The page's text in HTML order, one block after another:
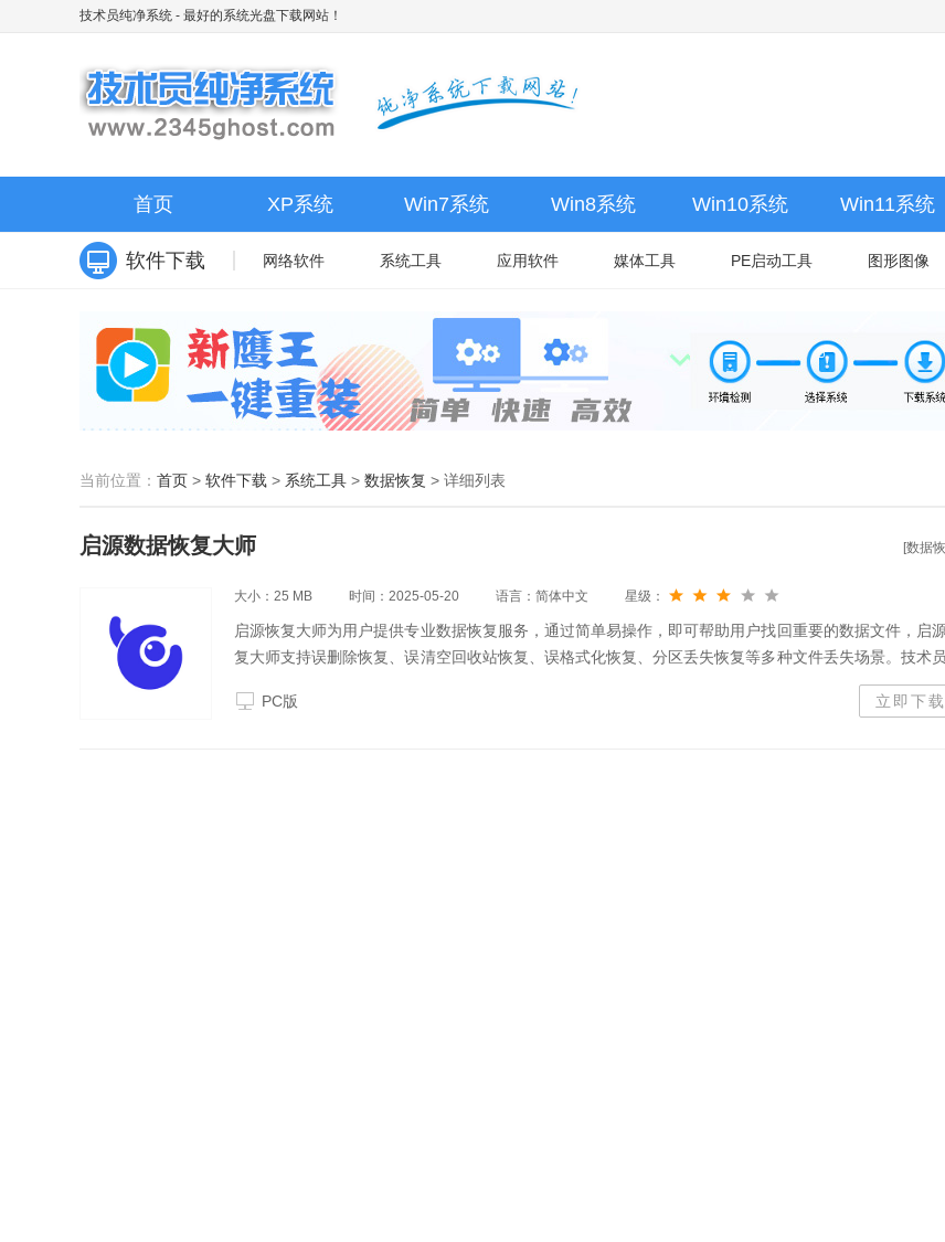
技术员纯净系统 - 最好的系统光盘下载网站！
首页 XP系统 Win7系统 Win8系统 Win10系统 Win11系统
软件下载 网络软件 系统工具 应用软件 媒体工具 PE启动工具 图形图像
当前位置： 首页 > 软件下载 > 系统工具 > 数据恢复 > 详细列表
[数据
启源数据恢复大师
大小：25 MB 时间：2025-05-20 语言：简体中文 星级：
启源恢复大师为用户提供专业数据恢复服务，通过简单易操作，即可帮助用户找回重要的数据文件，启
复大师支持误删除恢复、误清空回收站恢复、误格式化恢复、分区丢失恢复等多种文件丢失场景。技术
PC版
立即下载